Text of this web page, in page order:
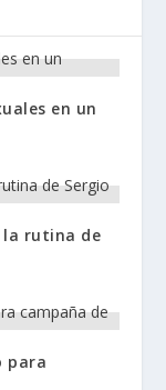
en un
la rutina de
para